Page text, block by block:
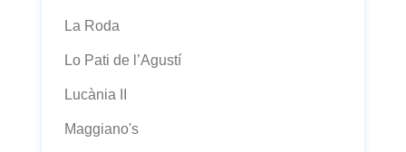
La Roda
Lo Pati de l’Agustí
Lucània II
Maggiano's